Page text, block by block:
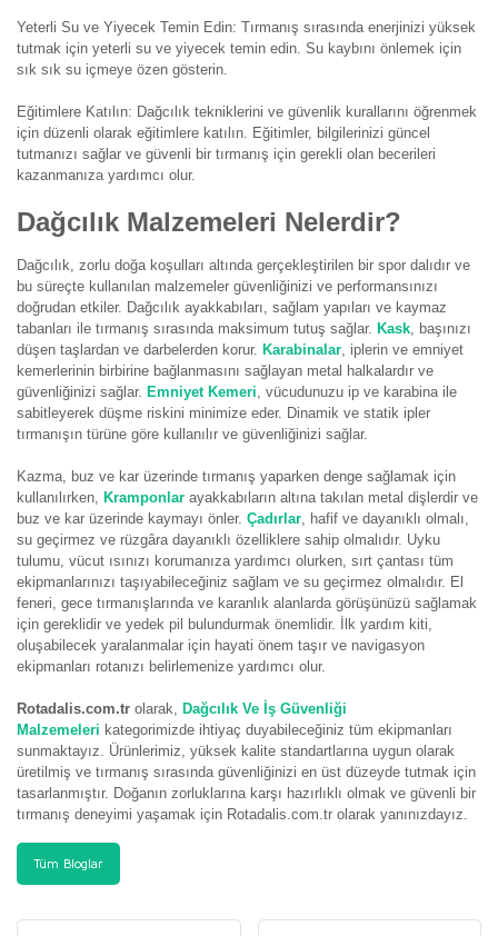
Yeterli Su ve Yiyecek Temin Edin: Tırmanış sırasında enerjinizi yüksek
tutmak için yeterli su ve yiyecek temin edin. Su kaybını önlemek için
sık sık su içmeye özen gösterin.
Eğitimlere Katılın: Dağcılık tekniklerini ve güvenlik kurallarını öğrenmek
için düzenli olarak eğitimlere katılın. Eğitimler, bilgilerinizi güncel
tutmanızı sağlar ve güvenli bir tırmanış için gerekli olan becerileri
kazanmanıza yardımcı olur.
Dağcılık Malzemeleri Nelerdir?
Dağcılık, zorlu doğa koşulları altında gerçekleştirilen bir spor dalıdır ve
bu süreçte kullanılan malzemeler güvenliğinizi ve performansınızı
doğrudan etkiler. Dağcılık ayakkabıları, sağlam yapıları ve kaymaz
tabanları ile tırmanış sırasında maksimum tutuş sağlar. Kask, başınızı
düşen taşlardan ve darbelerden korur. Karabinalar, iplerin ve emniyet
kemerlerinin birbirine bağlanmasını sağlayan metal halkalardır ve
güvenliğinizi sağlar. Emniyet Kemeri, vücudunuzu ip ve karabina ile
sabitleyerek düşme riskini minimize eder. Dinamik ve statik ipler
tırmanışın türüne göre kullanılır ve güvenliğinizi sağlar.
Kazma, buz ve kar üzerinde tırmanış yaparken denge sağlamak için
kullanılırken, Kramponlar ayakkabıların altına takılan metal dişlerdir ve
buz ve kar üzerinde kaymayı önler. Çadırlar, hafif ve dayanıklı olmalı,
su geçirmez ve rüzgâra dayanıklı özelliklere sahip olmalıdır. Uyku
tulumu, vücut ısınızı korumanıza yardımcı olurken, sırt çantası tüm
ekipmanlarınızı taşıyabileceğiniz sağlam ve su geçirmez olmalıdır. El
feneri, gece tırmanışlarında ve karanlık alanlarda görüşünüzü sağlamak
için gereklidir ve yedek pil bulundurmak önemlidir. İlk yardım kiti,
oluşabilecek yaralanmalar için hayati önem taşır ve navigasyon
ekipmanları rotanızı belirlemenize yardımcı olur.
Rotadalis.com.tr olarak, Dağcılık Ve İş Güvenliği
Malzemeleri kategorimizde ihtiyaç duyabileceğiniz tüm ekipmanları
sunmaktayız. Ürünlerimiz, yüksek kalite standartlarına uygun olarak
üretilmiş ve tırmanış sırasında güvenliğinizi en üst düzeyde tutmak için
tasarlanmıştır. Doğanın zorluklarına karşı hazırlıklı olmak ve güvenli bir
tırmanış deneyimi yaşamak için Rotadalis.com.tr olarak yanınızdayız.
Tüm Bloglar